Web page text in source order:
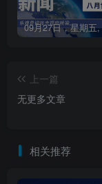
上一篇
无更多文章
相关推荐